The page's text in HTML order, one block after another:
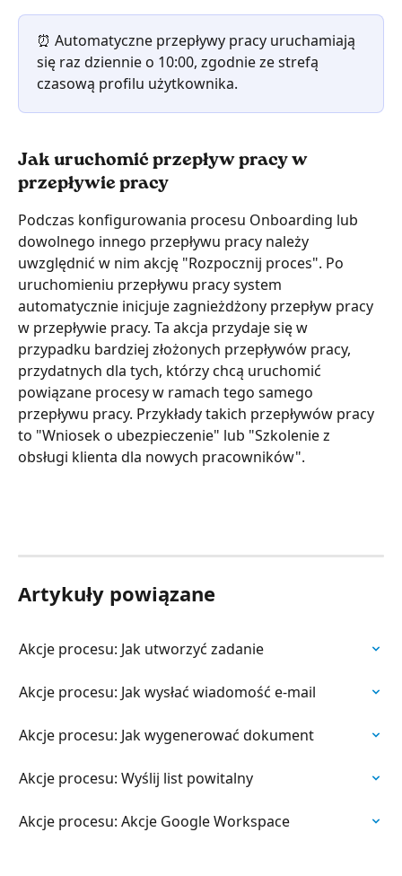
⏰ Automatyczne przepływy pracy uruchamiają
się raz dziennie o 10:00, zgodnie ze strefą
czasową profilu użytkownika.
Jak uruchomić przepływ pracy w
przepływie pracy
Podczas konfigurowania procesu Onboarding lub
dowolnego innego przepływu pracy należy
uwzględnić w nim akcję "Rozpocznij proces". Po
uruchomieniu przepływu pracy system
automatycznie inicjuje zagnieżdżony przepływ pracy
w przepływie pracy. Ta akcja przydaje się w
przypadku bardziej złożonych przepływów pracy,
przydatnych dla tych, którzy chcą uruchomić
powiązane procesy w ramach tego samego
przepływu pracy. Przykłady takich przepływów pracy
to "Wniosek o ubezpieczenie" lub "Szkolenie z
obsługi klienta dla nowych pracowników".
Artykuły powiązane
Akcje procesu: Jak utworzyć zadanie
Akcje procesu: Jak wysłać wiadomość e-mail
Akcje procesu: Jak wygenerować dokument
Akcje procesu: Wyślij list powitalny
Akcje procesu: Akcje Google Workspace